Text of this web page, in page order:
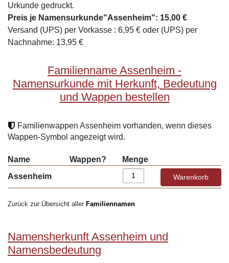
Urkunde gedruckt.
Preis je Namensurkunde"Assenheim": 15,00 €
Versand (UPS) per Vorkasse : 6,95 € oder (UPS) per
Nachnahme: 13,95 €
Familienname Assenheim -
Namensurkunde mit Herkunft, Bedeutung
und Wappen bestellen
Familienwappen Assenheim vorhanden, wenn dieses
Wappen-Symbol angezeigt wird.
Name Wappen?
Menge
Assenheim
Zurück zur Übersicht aller Familiennamen
Namensherkunft Assenheim und
Namensbedeutung